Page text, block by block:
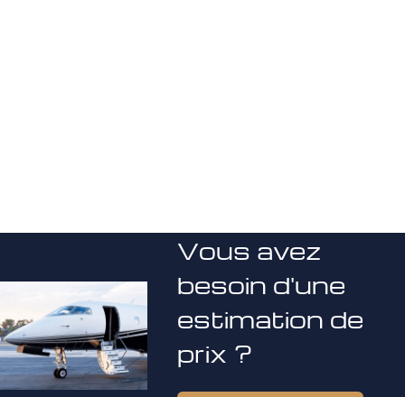
Vous avez
besoin d'une
estimation de
prix ?